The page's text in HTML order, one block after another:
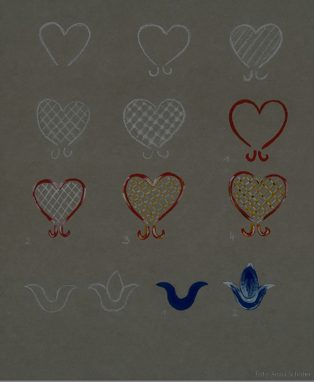
Foto: Anna Schober